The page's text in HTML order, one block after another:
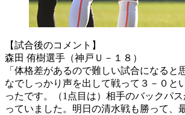
【試合後のコメント】
森田 侑樹選手（神戸Ｕ－１８）
「体格差があるので難しい試合になると
なでしっかり声を出して戦って３－０と
ったです。（1点目は）相手のバックパ
っていました。明日の清水戦も勝って、